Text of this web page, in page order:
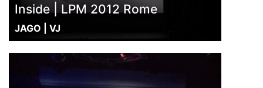
Inside | LPM 2012 Rome
JAGO | VJ